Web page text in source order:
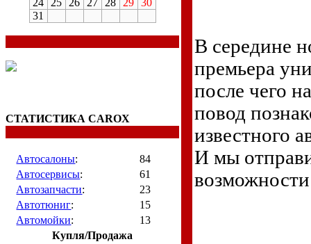
24
25 26 27 28 29 30
31
СТАТИСТИКА CAROX
Автосалоны:
84
Автосервисы:
61
Автозапчасти:
23
Автотюниг:
15
Автомойки:
13
Купля/Продажа
В середине
премьера
после чего
повод
известного
И мы